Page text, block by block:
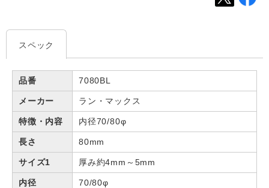
スペック
品番 7080BL
メーカー ラン・マックス
特徴・内容 内径70/80φ
長さ 80mm
サイズ1 厚み約4mm～5mm
内径 70/80φ